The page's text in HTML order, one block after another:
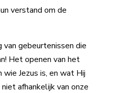
verstand om de
gebeurtenissen die
Het openen van het
Jezus is, en wat Hij
afhankelijk van onze